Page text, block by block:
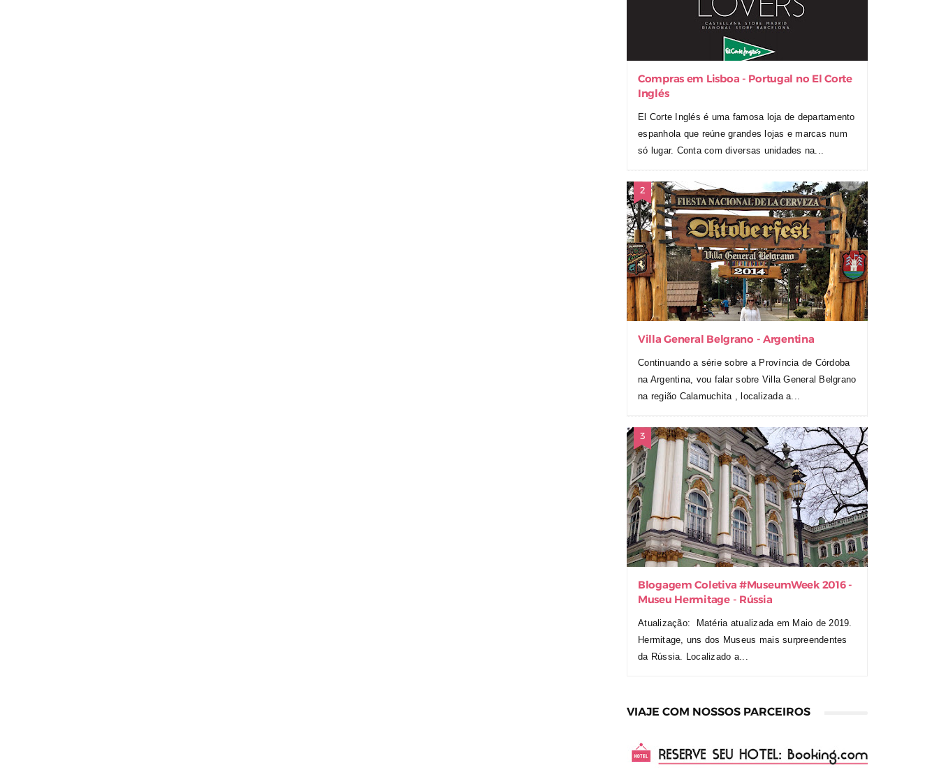
Compras em Lisboa - Portugal no El Corte
Inglés
El Corte Inglés é uma famosa loja de departamento
espanhola que reúne grandes lojas e marcas num
só lugar. Conta com diversas unidades na...
Villa General Belgrano - Argentina
Continuando a série sobre a Província de Córdoba
na Argentina, vou falar sobre Villa General Belgrano
na região Calamuchita , localizada a...
Blogagem Coletiva ‪#‎MuseumWeek‬ 2016 -
Museu Hermitage - Rússia
Atualização: Matéria atualizada em Maio de 2019.
Hermitage, uns dos Museus mais surpreendentes
da Rússia. Localizado a...
VIAJE COM NOSSOS PARCEIROS